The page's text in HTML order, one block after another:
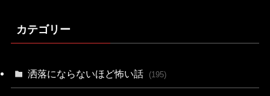
カテゴリー
洒落にならないほど怖い話 (195)